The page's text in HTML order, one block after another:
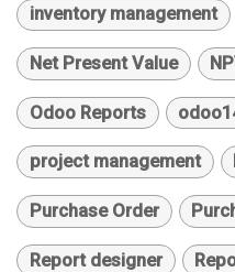
inventory management
Net Present Value
Odoo Reports
project management
Purchase Order
Report designer